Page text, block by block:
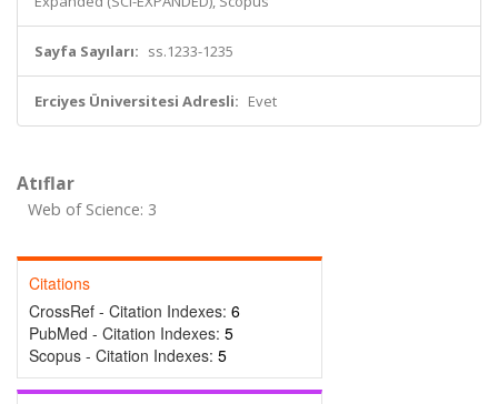
Sayfa Sayıları: ss.1233-1235
Erciyes Üniversitesi Adresli: Evet
Atıflar
Web of Science: 3
Citations
CrossRef - Citation Indexes: 6
PubMed - Citation Indexes: 5
Scopus - Citation Indexes: 5